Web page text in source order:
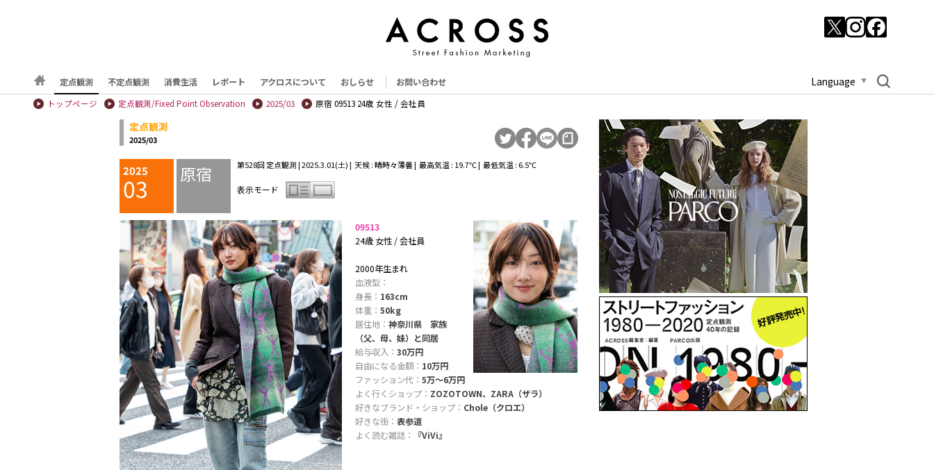
定点観測 不定点観測 消費生活 レポート アクロスについて おしらせ お問い合わせ Language
トップページ 定点観測/Fixed Point Observation 2025/03 原宿 09513 24歳 女性 / 会社員
定点観測
2025/03
2025
03 原宿 第528回 定点観測 | 2025.3.01(土) | 天候 : 晴時々薄曇 | 最高気温 : 19.7℃ | 最低気温 : 6.5℃
表示モード
09513
24歳 女性 / 会社員
2000年生まれ
血液型：
身長： 163cm
体重： 50kg
居住地： 神奈川県 家族
（父、母、妹）と同居
給与収入： 30万円
自由になる金額： 10万円
ファッション代： 5万〜6万円
よく行くショップ： ZOZOTOWN、ZARA（ザラ）
好きなブランド・ショップ： Chole（クロエ）
好きな街： 表参道
よく読む雑誌：
『ViVi』